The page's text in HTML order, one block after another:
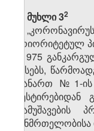
მუხლი 3​2
პრიორიტეტულ
№975
წესებს,
დანართ №1-ის